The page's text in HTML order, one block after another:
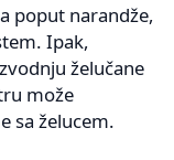
poput narandže,
Ipak,
želučane
može
sa želucem.